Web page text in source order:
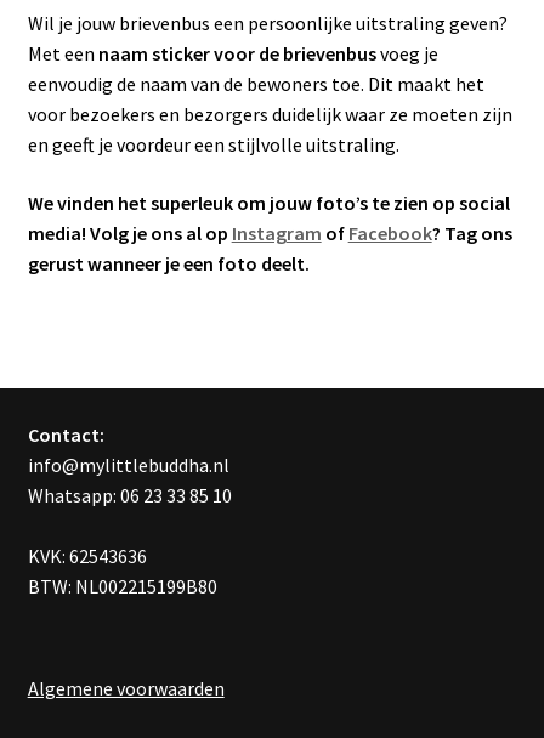
Wil je jouw brievenbus een persoonlijke uitstraling geven?
Met een naam sticker voor de brievenbusvoeg je
eenvoudig de naam van de bewoners toe. Dit maakt het
voor bezoekers en bezorgers duidelijk waar ze moeten zijn
en geeft je voordeur een stijlvolle uitstraling.
We vinden het superleuk om jouw foto’s te zien op social
media! Volg je ons al op Instagram of Facebook? Tag ons
gerust wanneer je een foto deelt.
Contact:
info@mylittlebuddha.nl
Whatsapp: 06 23 33 85 10
KVK: 62543636
BTW: NL002215199B80
Algemene voorwaarden